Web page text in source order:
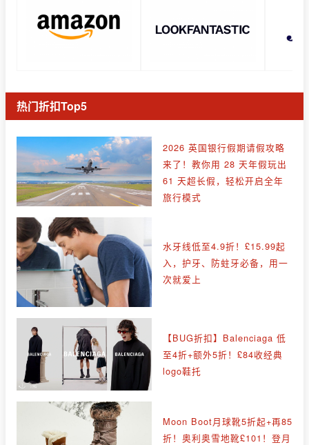
热门折扣Top5
2026 英国银行假期请假攻略
来了！教你用 28 天年假玩出
61 天超长假，轻松开启全年
旅行模式
水牙线低至4.9折！£15.99起
入，护牙、防蛀牙必备，用一
次就爱上
【BUG折扣】Balenciaga 低
至4折+额外5折！£84收经典
logo鞋托
Moon Boot月球靴5折起+再85
折！奥利奥雪地靴£101！登月